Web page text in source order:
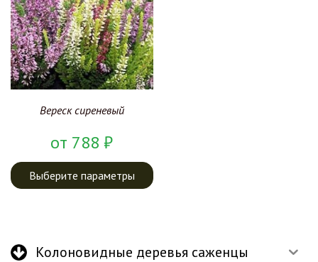
Колоновидные деревья саженцы
Вереск сиреневый
от 788₽
Выберите параметры